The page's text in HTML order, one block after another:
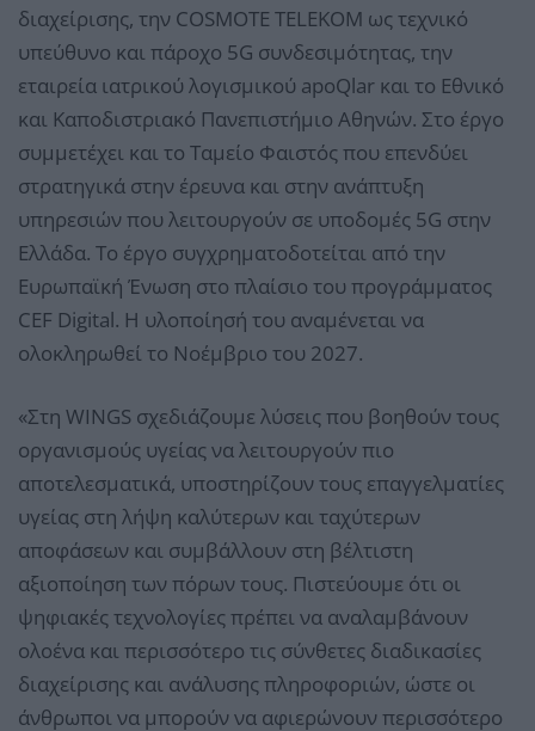
διαχείρισης, την COSMOTE TELEKOM ως τεχνικό
υπεύθυνο και πάροχο 5G συνδεσιμότητας, την
εταιρεία ιατρικού λογισμικού apoQlar και το Εθνικό
και Καποδιστριακό Πανεπιστήμιο Αθηνών. Στο έργο
συμμετέχει και το Ταμείο Φαιστός που επενδύει
στρατηγικά στην έρευνα και στην ανάπτυξη
υπηρεσιών που λειτουργούν σε υποδομές 5G στην
Ελλάδα. Το έργο συγχρηματοδοτείται από την
Ευρωπαϊκή Ένωση στο πλαίσιο του προγράμματος
CEF Digital. Η υλοποίησή του αναμένεται να
ολοκληρωθεί το Νοέμβριο του 2027.
«Στη WINGS σχεδιάζουμε λύσεις που βοηθούν τους
οργανισμούς υγείας να λειτουργούν πιο
αποτελεσματικά, υποστηρίζουν τους επαγγελματίες
υγείας στη λήψη καλύτερων και ταχύτερων
αποφάσεων και συμβάλλουν στη βέλτιστη
αξιοποίηση των πόρων τους. Πιστεύουμε ότι οι
ψηφιακές τεχνολογίες πρέπει να αναλαμβάνουν
ολοένα και περισσότερο τις σύνθετες διαδικασίες
διαχείρισης και ανάλυσης πληροφοριών, ώστε οι
άνθρωποι να μπορούν να αφιερώνουν περισσότερο